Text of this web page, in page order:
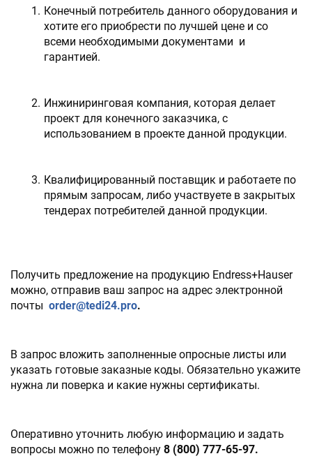
Конечный потребитель данного оборудования и
хотите его приобрести по лучшей цене и со
всеми необходимыми документами  и
гарантией.
Инжиниринговая компания, которая делает
проект для конечного заказчика, с
использованием в проекте данной продукции.
Квалифицированный поставщик и работаете по
прямым запросам, либо участвуете в закрытых
тендерах потребителей данной продукции.
Получить предложение на продукцию Endress+Hauser
можно, отправив ваш запрос на адрес электронной
почты order@tedi24.pro.
В запрос вложить заполненные опросные листы или
указать готовые заказные коды. Обязательно укажите
нужна ли поверка и какие нужны сертификаты.
Оперативно уточнить любую информацию и задать
вопросы можно по телефону 8 (800) 777-65-97.